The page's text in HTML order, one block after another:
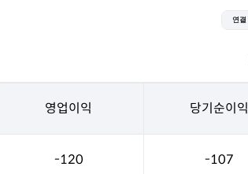
연결
영업이익 당기순이익
-120 -107